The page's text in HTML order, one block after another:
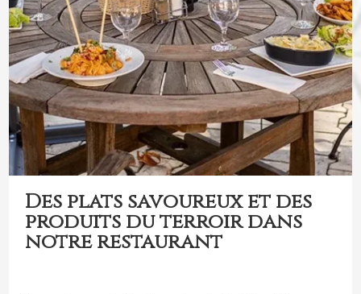
Des plats savoureux et des
produits du terroir dans
notre restaurant